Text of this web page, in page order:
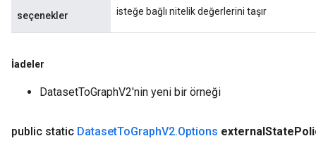
seçenekler isteğe bağlı nitelik değerlerini taşır
İadeler
DatasetToGraphV2'nin yeni bir örneği
public static DatasetToGraphV2.Options externalState